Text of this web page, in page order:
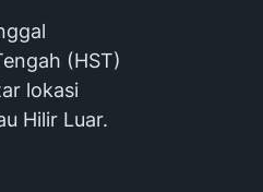
(HST)
lokasi
Hilir Luar.